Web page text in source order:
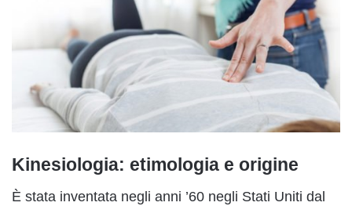
Kinesiologia: etimologia e origine
È stata inventata negli anni ’60 negli Stati Uniti dal